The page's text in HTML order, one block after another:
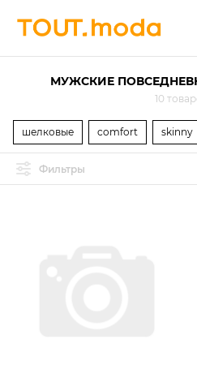
МУЖСКИЕ
10
шелковые comfort skinny
Фильтры